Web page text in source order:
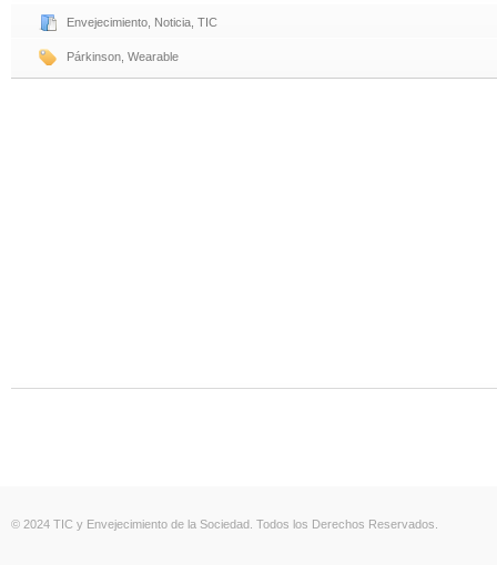
Envejecimiento Noticia TIC
Párkinson Wearable
© 2024 TIC y Envejecimiento de la Sociedad. Todos los Derechos Reservados.